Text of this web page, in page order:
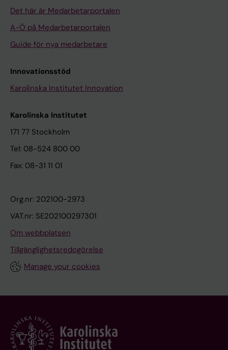
Det här är Medarbetarportalen
A-Ö på Medarbetarportalen
Guide för nya medarbetare
Innovationsstöd
Karolinska Institutet Innovation
Karolinska Institutet
171 77 Stockholm
Tel: 08-524 800 00
Fax: 08-31 11 01
Org.nr: 202100-2973
VAT.nr: SE202100297301
Om webbplatsen
Tillgänglighetsredogörelse
Manage your cookies